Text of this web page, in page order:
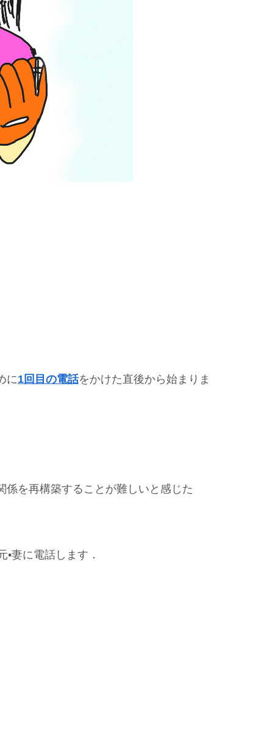
に1回目の電話をかけた直後から始まりま
係を再構築することが難しいと感じた
妻に電話します．